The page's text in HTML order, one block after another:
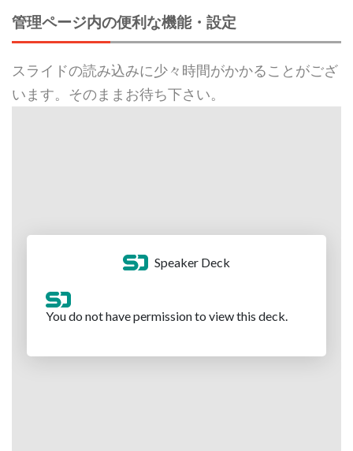
管理ページ内の便利な機能・設定
スライドの読み込みに少々時間がかかることがござ
います。そのままお待ち下さい。